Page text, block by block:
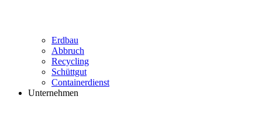
Erdbau
Abbruch
Recycling
Schüttgut
Containerdienst
Unternehmen